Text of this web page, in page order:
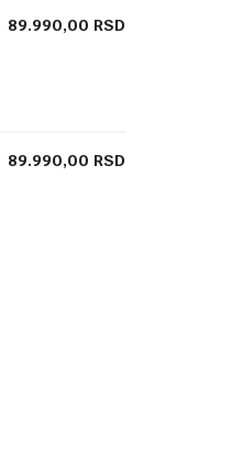
89.990,00 RSD
89.990,00 RSD